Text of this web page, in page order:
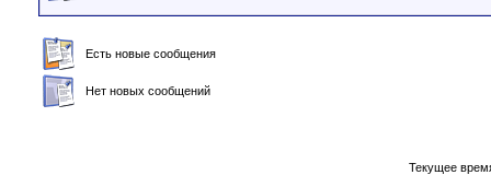
Есть новые сообщения
Нет новых сообщений
Текущее